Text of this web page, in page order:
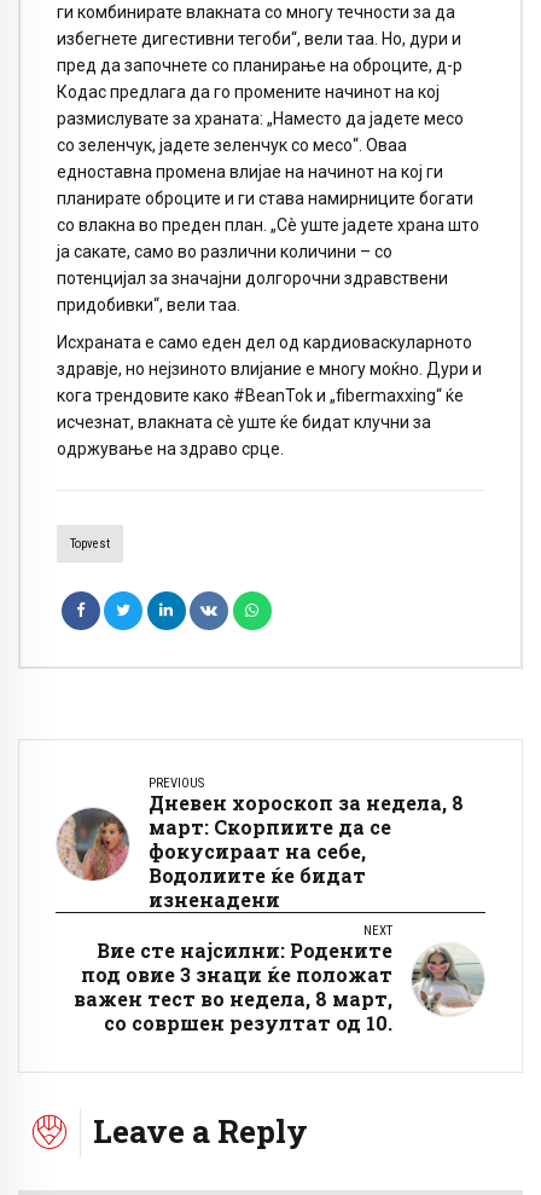
ги комбинирате влакната со многу течности за да
избегнете дигестивни тегоби“, вели таа. Но, дури и
пред да започнете со планирање на оброците, д-р
Кодас предлага да го промените начинот на кој
размислувате за храната: „Наместо да јадете месо
со зеленчук, јадете зеленчук со месо“. Оваа
едноставна промена влијае на начинот на кој ги
планирате оброците и ги става намирниците богати
со влакна во преден план. „Сè уште јадете храна што
ја сакате, само во различни количини – со
потенцијал за значајни долгорочни здравствени
придобивки“, вели таа.
Исхраната е само еден дел од кардиоваскуларното
здравје, но нејзиното влијание е многу моќно. Дури и
кога трендовите како #BeanTok и „fibermaxxing“ ќе
исчезнат, влакната сè уште ќе бидат клучни за
одржување на здраво срце.
Topvest
PREVIOUS
Дневен хороскоп за недела, 8
март: Скорпиите да се
фокусираат на себе,
Водолиите ќе бидат
изненадени
NEXT
Вие сте најсилни: Родените
под овие 3 знаци ќе положат
важен тест во недела, 8 март,
со совршен резултат од 10.
Leave a Reply